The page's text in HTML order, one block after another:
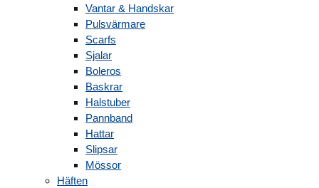
Vantar & Handskar
Pulsvärmare
Scarfs
Sjalar
Boleros
Baskrar
Halstuber
Pannband
Hattar
Slipsar
Mössor
Häften